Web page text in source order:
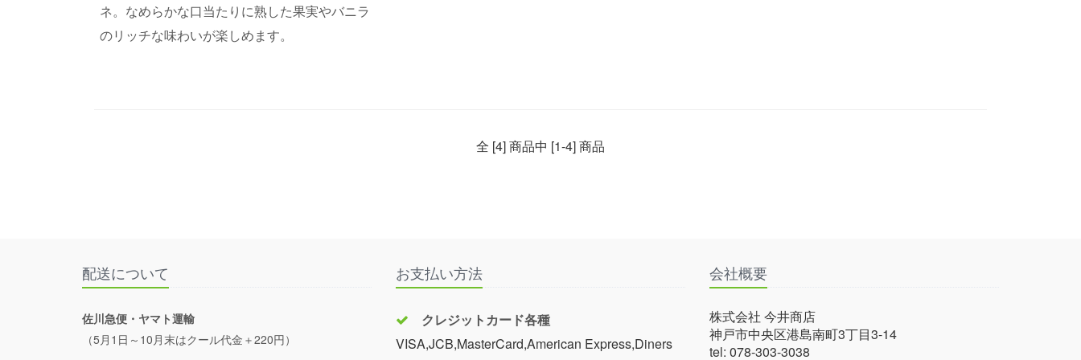
ネ。なめらかな口当たりに熟した果実やバニラ
のリッチな味わいが楽しめます。
全 [4] 商品中 [1-4] 商品
配送について
佐川急便・ヤマト運輸
（5月1日～10月末はクール代金＋220円）
お支払い方法
クレジットカード各種
VISA,JCB,MasterCard,American Express,Diners
会社概要
株式会社 今井商店
神戸市中央区港島南町3丁目3-14
tel: 078-303-3038